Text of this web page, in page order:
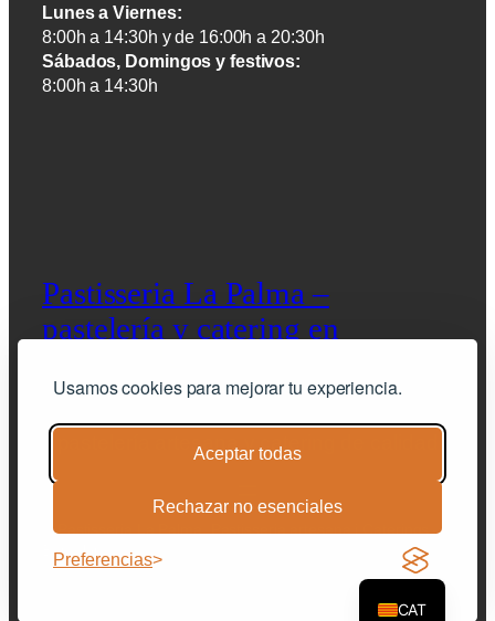
Usamos cookies para mejorar tu experiencia.
Aceptar todas
Rechazar no esenciales
Preferencias
Lunes a Viernes:
8:00h a 14:30h y de 16:00h a 20:30h
Sábados, Domingos y festivos:
8:00h a 14:30h
Pastisseria La Palma –
pastelería y catering en
pastelería artesana y catering de calidad
© Pastisseria La Palma. Pastisseria artesana i Caterings –
Barcelona |
Avis legal
condicions
generals de venda
CAT